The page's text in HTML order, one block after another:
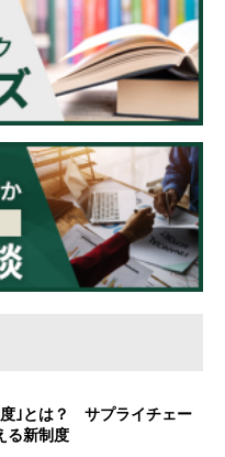
度｣とは？ サプライチェー
る新制度